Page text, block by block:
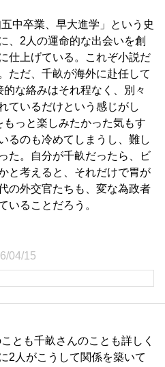
五中卒業、早大進学」という史
、2人の運命的な出会いを創
仕上げている。これぞ小説だ
ただ、千畝が海外に赴任して
的な絡みはそれ程なく、別々
ているだけという感じがし
もっと楽しみたかった気もす
るのも冷めてしまうし、難し
た。自分が千畝だったら、ビ
と考えると、それだけで胃が
の外交官たちも、変な為政者
いることだろう。
04/15
とも千畝さんのことも詳しく
2人がこうして関係を築いて